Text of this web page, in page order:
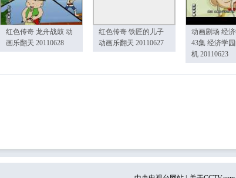
红色传奇 龙舟战鼓 动
画乐翻天 20110628
红色传奇 铁匠的儿子
动画乐翻天 20110627
动画剧场 经
43集 经济学
机 20110623